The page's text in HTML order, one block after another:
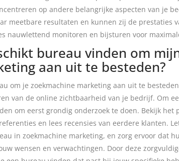
op andere belangrijke aspecten van je
meetbare resultaten en kunnen zij de prestaties
nauwlettend monitoren en bijsturen voor
bureau vinden om
aan uit te besteden?
om je zoekmachine marketing aan uit te
van de online zichtbaarheid van je bedrijf. Om
om eerst grondig onderzoek te doen. Bekijk het
en lees recensies van eerdere klanten.
in zoekmachine marketing, en zorg ervoor dat
wensen en verwachtingen. Door deze